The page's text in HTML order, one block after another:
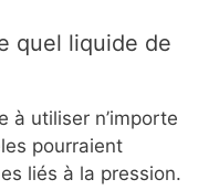
quel liquide de
à utiliser n’importe
pourraient
liés à la pression.